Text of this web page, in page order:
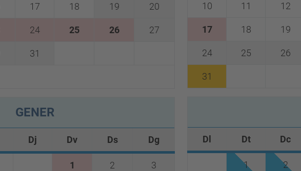
17 18 19 20
24 25 26 27
31
GENER
Dj Dv Ds Dg
1 2 3
10 11 12
17 18 19
24 25 26
31
Dl Dt Dc
1 2